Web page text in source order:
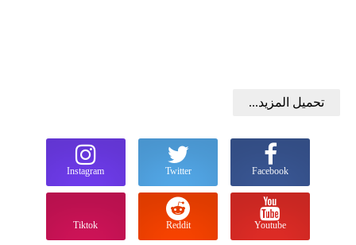
تحميل المزيد...
Facebook
Twitter
Instagram
Youtube
Reddit
Tiktok